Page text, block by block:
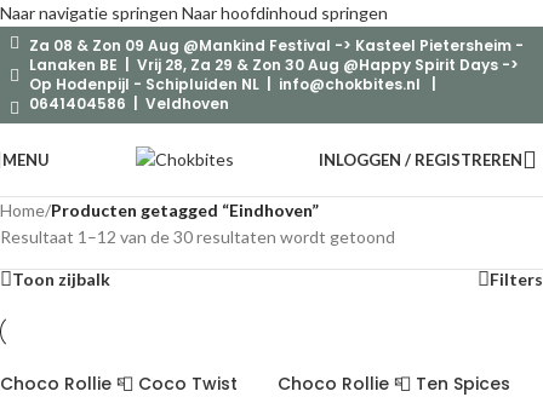
Naar navigatie springen Naar hoofdinhoud springen
Za 08 & Zon 09 Aug @Mankind Festival -> Kasteel Pietersheim -
Lanaken BE | Vrij 28, Za 29 & Zon 30 Aug @Happy Spirit Days ->
Op Hodenpijl - Schipluiden NL | info@chokbites.nl
0641404586 | Veldhoven
MENU INLOGGEN / REGISTREREN
Home/Producten getagged “Eindhoven”
Resultaat 1–12 van de 30 resultaten wordt getoond
Toon zijbalk Filters
Choco Rollie 📮 Coco Twist Choco Rollie 📮 Ten Spices